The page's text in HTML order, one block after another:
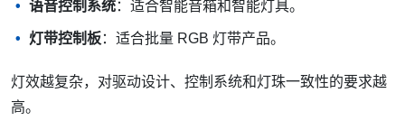
语音控制系统：适合智能音箱和智能灯具。
灯带控制板：适合批量 RGB 灯带产品。
灯效越复杂，对驱动设计、控制系统和灯珠一致性的要求越
高。